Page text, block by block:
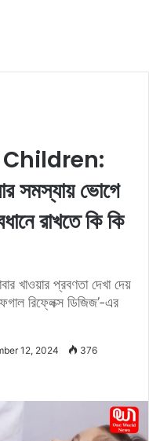
সমস্যায় ভোগে
রাখতে কি কি
খাওয়ার প্রবণতা দেখা দেয়
রিফ্লেক্স ডিজিজ’-এর
12, 2024 376